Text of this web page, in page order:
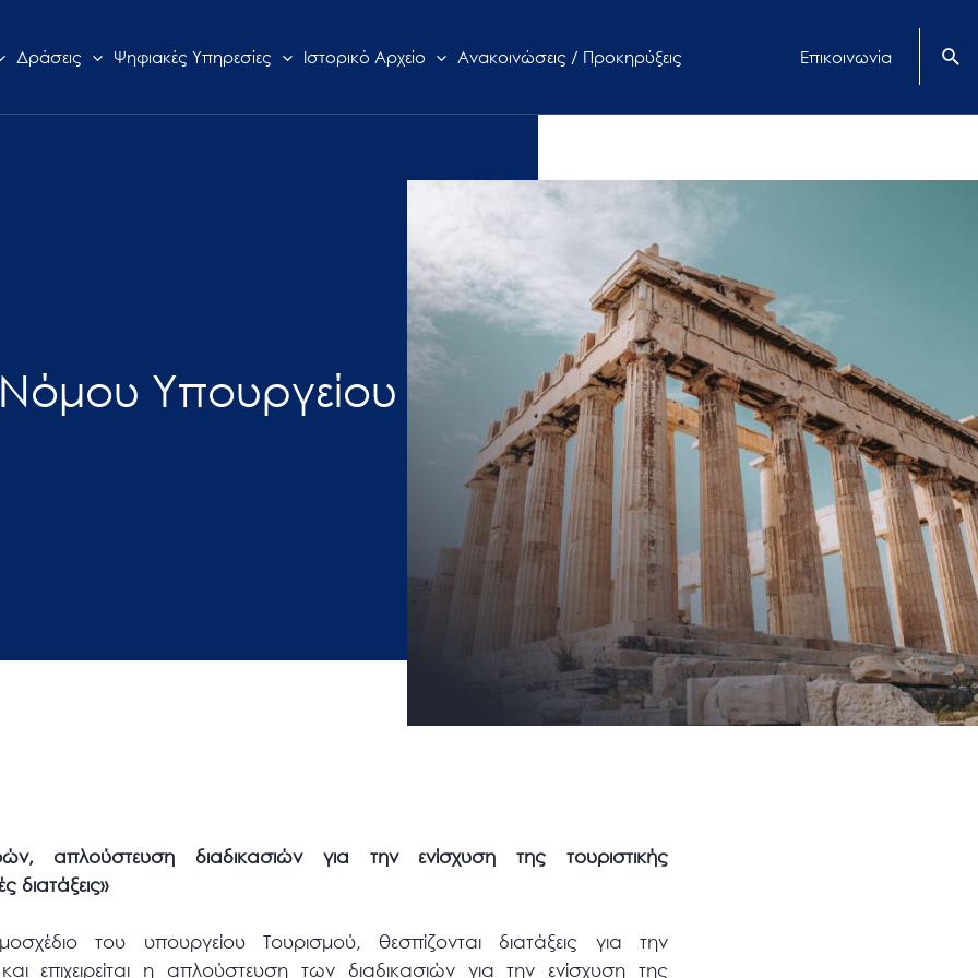
Δράσεις Ψηφιακές Υπηρεσίες Ιστορικό Αρχείο Ανακοινώσεις / Προκηρύξεις Επικοινωνία
Υπουργείου
απλούστευση διαδικασιών για την ενίσχυση της τουριστικής
διατάξεις»
του υπουργείου Τουρισμού, θεσπίζονται διατάξεις για την
επιχειρείται η απλούστευση των διαδικασιών για την ενίσχυση της